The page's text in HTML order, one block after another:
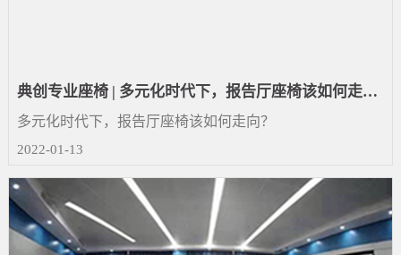
典创专业座椅 | 多元化时代下，报告厅座椅该如何走
向？
多元化时代下，报告厅座椅该如何走向？
2022-01-13